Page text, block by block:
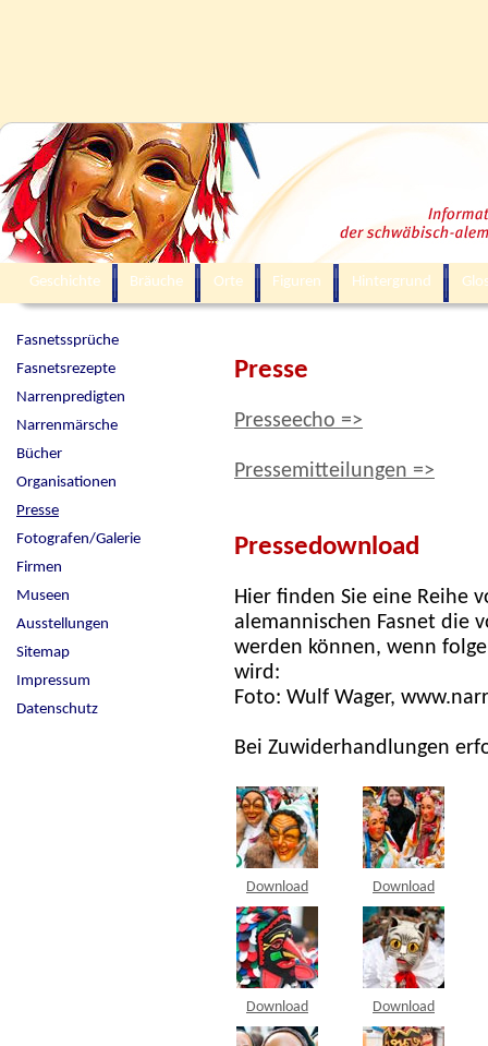
Geschichte Bräuche Orte Figuren Hintergrund
Presse
Presseecho =>
Pressemitteilungen =>
Pressedownload
Hier finden Sie eine Reihe
alemannischen Fasnet die
werden können, wenn
wird:
Foto: Wulf Wager,
Bei Zuwiderhandlungen
Download Download
Download Download
Fasnetssprüche
Fasnetsrezepte
Narrenpredigten
Narrenmärsche
Bücher
Organisationen
Presse
Fotografen/Galerie
Firmen
Museen
Ausstellungen
Sitemap
Impressum
Datenschutz